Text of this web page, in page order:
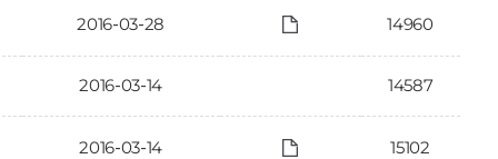
2016-03-28 14960
2016-03-14 14587
2016-03-14 15102